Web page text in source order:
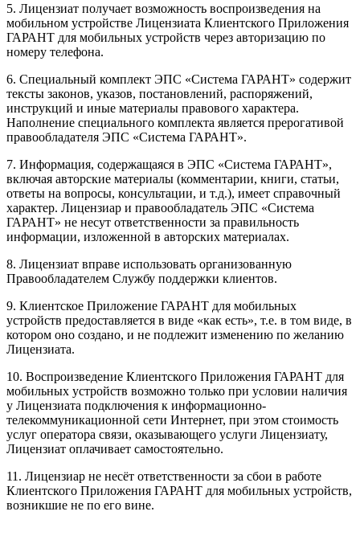
5. Лицензиат получает возможность воспроизведения на
мобильном устройстве Лицензиата Клиентского Приложения
ГАРАНТ для мобильных устройств через авторизацию по
номеру телефона.
6. Специальный комплект ЭПС «Система ГАРАНТ» содержит
тексты законов, указов, постановлений, распоряжений,
инструкций и иные материалы правового характера.
Наполнение специального комплекта является прерогативой
правообладателя ЭПС «Система ГАРАНТ».
7. Информация, содержащаяся в ЭПС «Система ГАРАНТ»,
включая авторские материалы (комментарии, книги, статьи,
ответы на вопросы, консультации, и т.д.), имеет справочный
характер. Лицензиар и правообладатель ЭПС «Система
ГАРАНТ» не несут ответственности за правильность
информации, изложенной в авторских материалах.
8. Лицензиат вправе использовать организованную
Правообладателем Службу поддержки клиентов.
9. Клиентское Приложение ГАРАНТ для мобильных
устройств предоставляется в виде «как есть», т.е. в том виде, в
котором оно создано, и не подлежит изменению по желанию
Лицензиата.
10. Воспроизведение Клиентского Приложения ГАРАНТ для
мобильных устройств возможно только при условии наличия
у Лицензиата подключения к информационно-
телекоммуникационной сети Интернет, при этом стоимость
услуг оператора связи, оказывающего услуги Лицензиату,
Лицензиат оплачивает самостоятельно.
11. Лицензиар не несёт ответственности за сбои в работе
Клиентского Приложения ГАРАНТ для мобильных устройств,
возникшие не по его вине.